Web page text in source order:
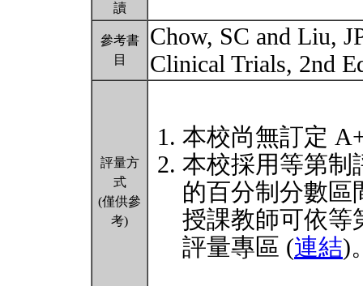
讀
參考書
目
Chow, SC and Liu,
Clinical Trials, 2nd
評量方
式
(僅供參
考)
本校尚無訂定
本校採用等第制
的百分制分數區
授課教師可依等
評量專區 (連結)